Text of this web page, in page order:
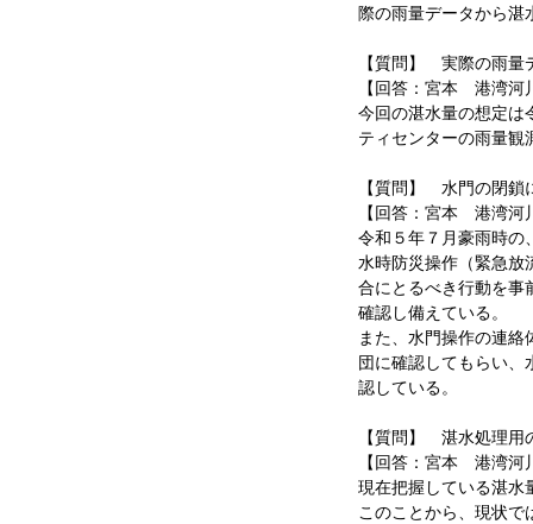
際の雨量データから湛
【質問】 実際の雨量
【回答：宮本 港湾河
今回の湛水量の想定は
ティセンターの雨量観
【質問】 水門の閉鎖
【回答：宮本 港湾河
令和５年７月豪雨時の
水時防災操作（緊急放
合にとるべき行動を事
確認し備えている。
また、水門操作の連絡
団に確認してもらい、
認している。
【質問】 湛水処理用
【回答：宮本 港湾河
現在把握している湛水
このことから、現状で